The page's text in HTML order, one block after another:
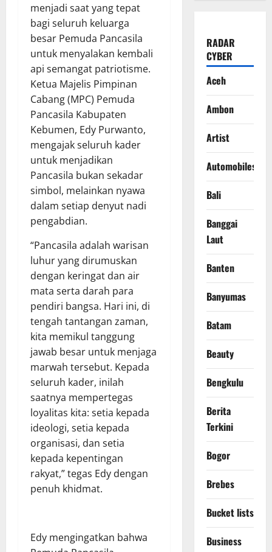
menjadi saat yang tepat
bagi seluruh keluarga
besar Pemuda Pancasila
untuk menyalakan kembali
api semangat patriotisme.
Ketua Majelis Pimpinan
Cabang (MPC) Pemuda
Pancasila Kabupaten
Kebumen, Edy Purwanto,
mengajak seluruh kader
untuk menjadikan
Pancasila bukan sekadar
simbol, melainkan nyawa
dalam setiap denyut nadi
pengabdian.
“Pancasila adalah warisan
luhur yang dirumuskan
dengan keringat dan air
mata serta darah para
pendiri bangsa. Hari ini, di
tengah tantangan zaman,
kita memikul tanggung
jawab besar untuk menjaga
marwah tersebut. Kepada
seluruh kader, inilah
saatnya mempertegas
loyalitas kita: setia kepada
ideologi, setia kepada
organisasi, dan setia
kepada kepentingan
rakyat,” tegas Edy dengan
penuh khidmat.
Edy mengingatkan bahwa
RADAR
CYBER
Aceh
Ambon
Artist
Automobiles
Bali
Banggai
Laut
Banten
Banyumas
Batam
Beauty
Bengkulu
Berita
Terkini
Bogor
Brebes
Bucket lists
Business